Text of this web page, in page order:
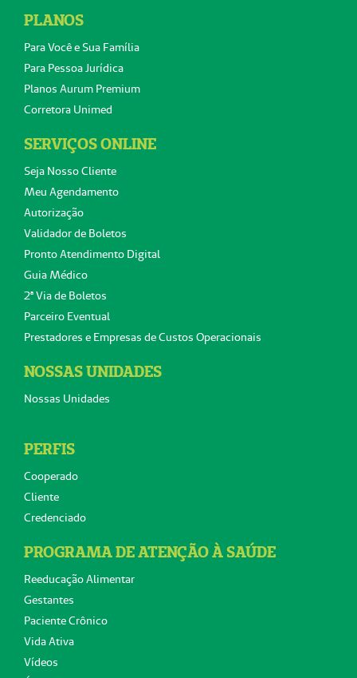
PLANOS
Para Você e Sua Família
Para Pessoa Jurídica
Planos Aurum Premium
Corretora Unimed
SERVIÇOS ONLINE
Seja Nosso Cliente
Meu Agendamento
Autorização
Validador de Boletos
Pronto Atendimento Digital
Guia Médico
2ª Via de Boletos
Parceiro Eventual
Prestadores e Empresas de Custos Operacionais
NOSSAS UNIDADES
Nossas Unidades
PERFIS
Cooperado
Cliente
Credenciado
PROGRAMA DE ATENÇÃO À SAÚDE
Reeducação Alimentar
Gestantes
Paciente Crônico
Vida Ativa
Vídeos